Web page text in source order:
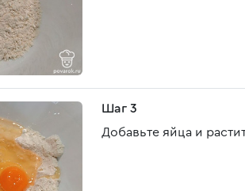
Шаг 3
Добавьте яйца и